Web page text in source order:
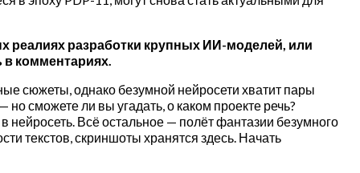
реалиях разработки крупных ИИ-моделей, или
в комментариях.
сюжеты, однако безумной нейросети хватит пары
сможете ли вы угадать, о каком проекте речь?
Всё остальное — полёт фантазии безумного
текстов, скриншоты хранятся здесь. Начать